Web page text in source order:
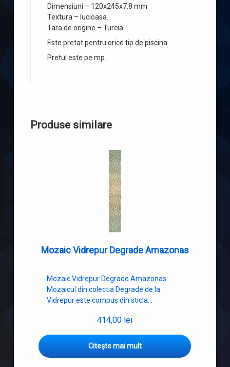
Dimensiuni – 120x245x7.8 mm
Textura – lucioasa.
Tara de origine – Turcia
Este pretat pentru orice tip de piscina.
Pretul este pe mp.
Produse similare
Mozaic Vidrepur Degrade Amazonas
Mozaic Vidrepur Degrade Amazonas
Mozaicul din colectia Degrade de la
Vidrepur este compus din sticla…
414,00 lei
Citește mai mult